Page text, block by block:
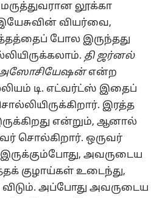
லூக்கா
வியர்வை,
போல இருந்தது
தி ஜர்னல்
அஸோசியேஷன்என்ற
டி. எட்வர்ட்ஸ் இதைப்
இரத்த
என்றும், ஆனால்
சொல்கிறார். ஒருவர்
அவருடைய
குழாய்கள் உடைந்து,
அப்போது அவருடைய